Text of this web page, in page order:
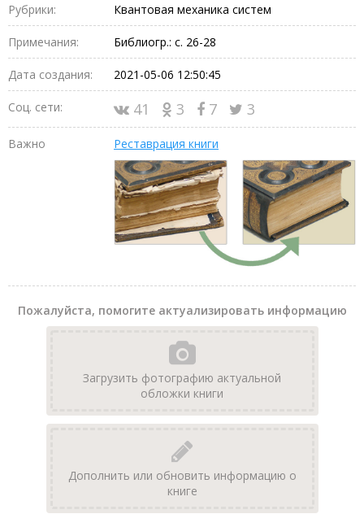
Рубрики: Квантовая механика систем
Примечания: Библиогр.: с. 26-28
Дата создания: 2021-05-06 12:50:45
Соц. сети: 41 3 7 3
Важно Реставрация книги
Пожалуйста, помогите актуализировать информацию
Загрузить фотографию актуальной
обложки книги
Дополнить или обновить информацию о
книге